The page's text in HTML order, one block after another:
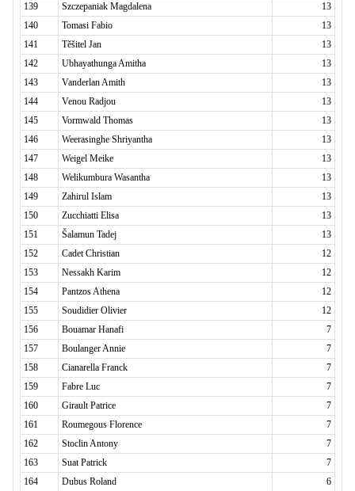
139
Szczepaniak Magdalena
13
140
Tomasi Fabio
13
141
Těšitel Jan
13
142
Ubhayathunga Amitha
13
143
Vanderlan Amith
13
144
Venou Radjou
13
145
Vormwald Thomas
13
146
Weerasinghe Shriyantha
13
147
Weigel Meike
13
148
Welikumbura Wasantha
13
149
Zahirul Islam
13
150
Zucchiatti Elisa
13
151
Šalamun Tadej
13
152
Cadet Christian
12
153
Nessakh Karim
12
154
Pantzos Athena
12
155
Soudidier Olivier
12
156
Bouamar Hanafi
7
157
Boulanger Annie
7
158
Cianarella Franck
7
159
Fabre Luc
7
160
Girault Patrice
7
161
Roumegous Florence
7
162
Stoclin Antony
7
163
Suat Patrick
7
164
Dubus Roland 6